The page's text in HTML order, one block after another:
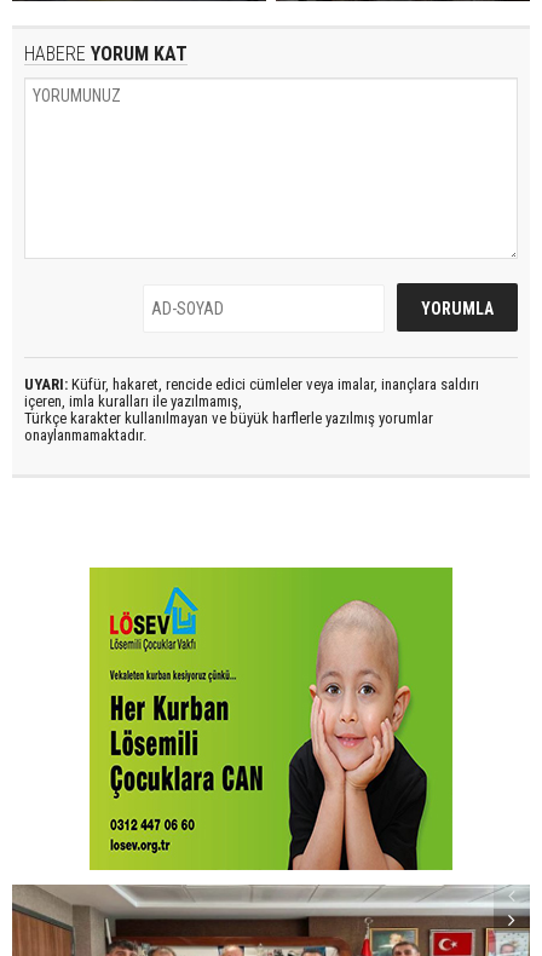
HABERE YORUM KAT
UYARI: Küfür, hakaret, rencide edici cümleler veya imalar, inançlara saldırı
içeren, imla kuralları ile yazılmamış,
Türkçe karakter kullanılmayan ve büyük harflerle yazılmış yorumlar
onaylanmamaktadır.